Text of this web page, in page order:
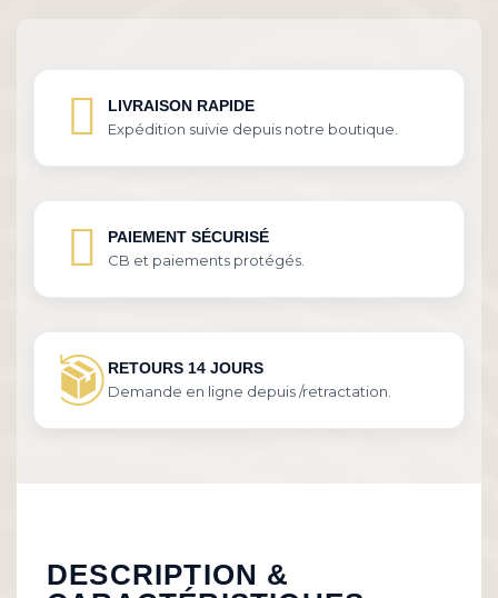
LIVRAISON RAPIDE
Expédition suivie depuis notre boutique.
PAIEMENT SÉCURISÉ
CB et paiements protégés.
RETOURS 14 JOURS
Demande en ligne depuis /retractation.
DESCRIPTION &